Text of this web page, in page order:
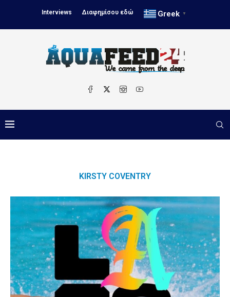
Interviews Διαφημίσου εδώ Greek ▼
KIRSTY COVENTRY